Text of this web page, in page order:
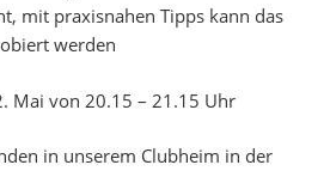
mit praxisnahen Tipps kann das
werden
Mai von 20.15 – 21.15 Uhr
in unserem Clubheim in der